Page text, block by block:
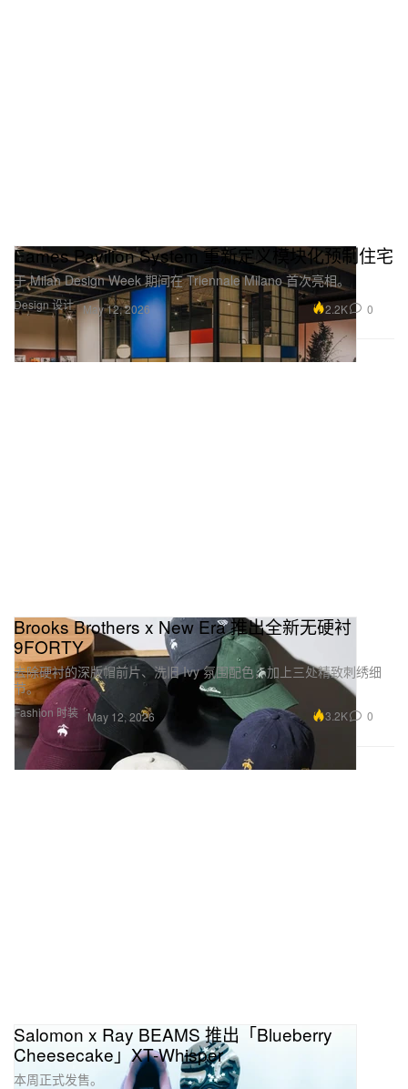
Design 设计
Eames Pavilion System 重新定义模块化预制住宅
于 Milan Design Week 期间在 Triennale Milano 首次亮相。
May 12, 2026 2.2K 0
Fashion 时装
Brooks Brothers x New Era 推出全新无硬衬
9FORTY
去除硬衬的深版帽前片、洗旧 Ivy 氛围配色，加上三处精致刺绣细
节。
May 12, 2026 3.2K 0
Salomon x Ray BEAMS 推出「Blueberry
Cheesecake」XT-Whisper
本周正式发售。